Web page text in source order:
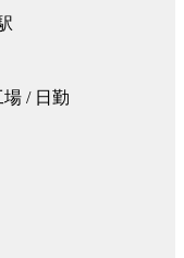
/ 日勤